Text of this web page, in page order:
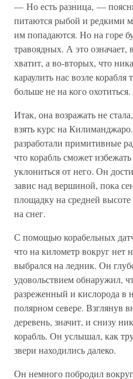
— Но есть разница, —
питаются рыбой и редкими
им попадаются. Но на горе
травоядных. А это
хватит, а во-вторых, что
караулить нас возле
больше не на кого охотиться.
Итак, она возражать не
взять курс на
разработали примитивные
что корабль сможет
уклониться от него. Он
завис над вершиной, пока
площадку на средней
на снег.
С помощью корабельных
что на километр вокруг нет
выбрался на ледник. Он
удовольствием обнаружил,
разреженный и кислорода в
полярном севере. Взглянув
деревень, значит, и снизу
корабль. Он услышал, как
звери находились далеко.
Он немного побродил